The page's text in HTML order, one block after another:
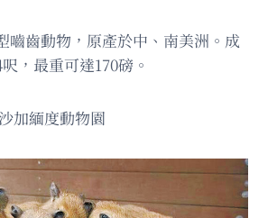
嚙齒動物，原產於中、南美洲。成
，最重可達170磅。
加緬度動物園